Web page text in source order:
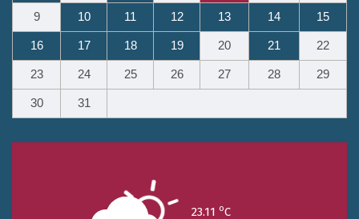
9 10 11 12 13 14 15
16 17 18 19 20 21 22
23 24 25 26 27 28 29
30 31
23.11 oC